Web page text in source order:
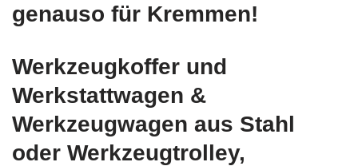
genauso für Kremmen!
Werkzeugkoffer und
Werkstattwagen &
Werkzeugwagen aus Stahl
oder Werkzeugtrolley,